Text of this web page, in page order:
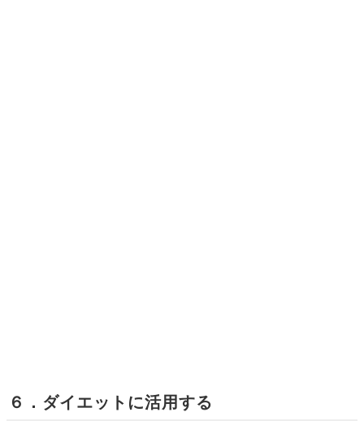
６．ダイエットに活用する